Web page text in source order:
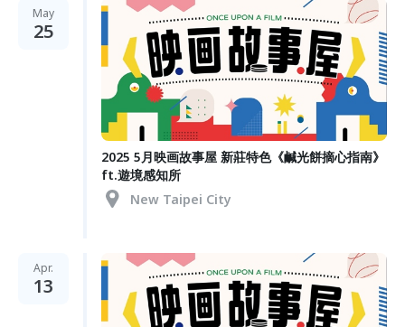
May
25
2025 5月映画故事屋 新莊特色《鹹光餅摘心指南》
ft.遊境感知所
New Taipei City
Apr.
13